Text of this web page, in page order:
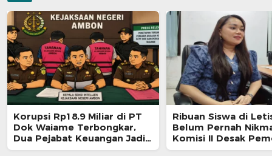
Korupsi Rp18,9 Miliar di PT
Dok Waiame Terbongkar,
Dua Pejabat Keuangan Jadi
Tersangka
Ribuan Siswa di
Belum Pernah
Komisi II Desak